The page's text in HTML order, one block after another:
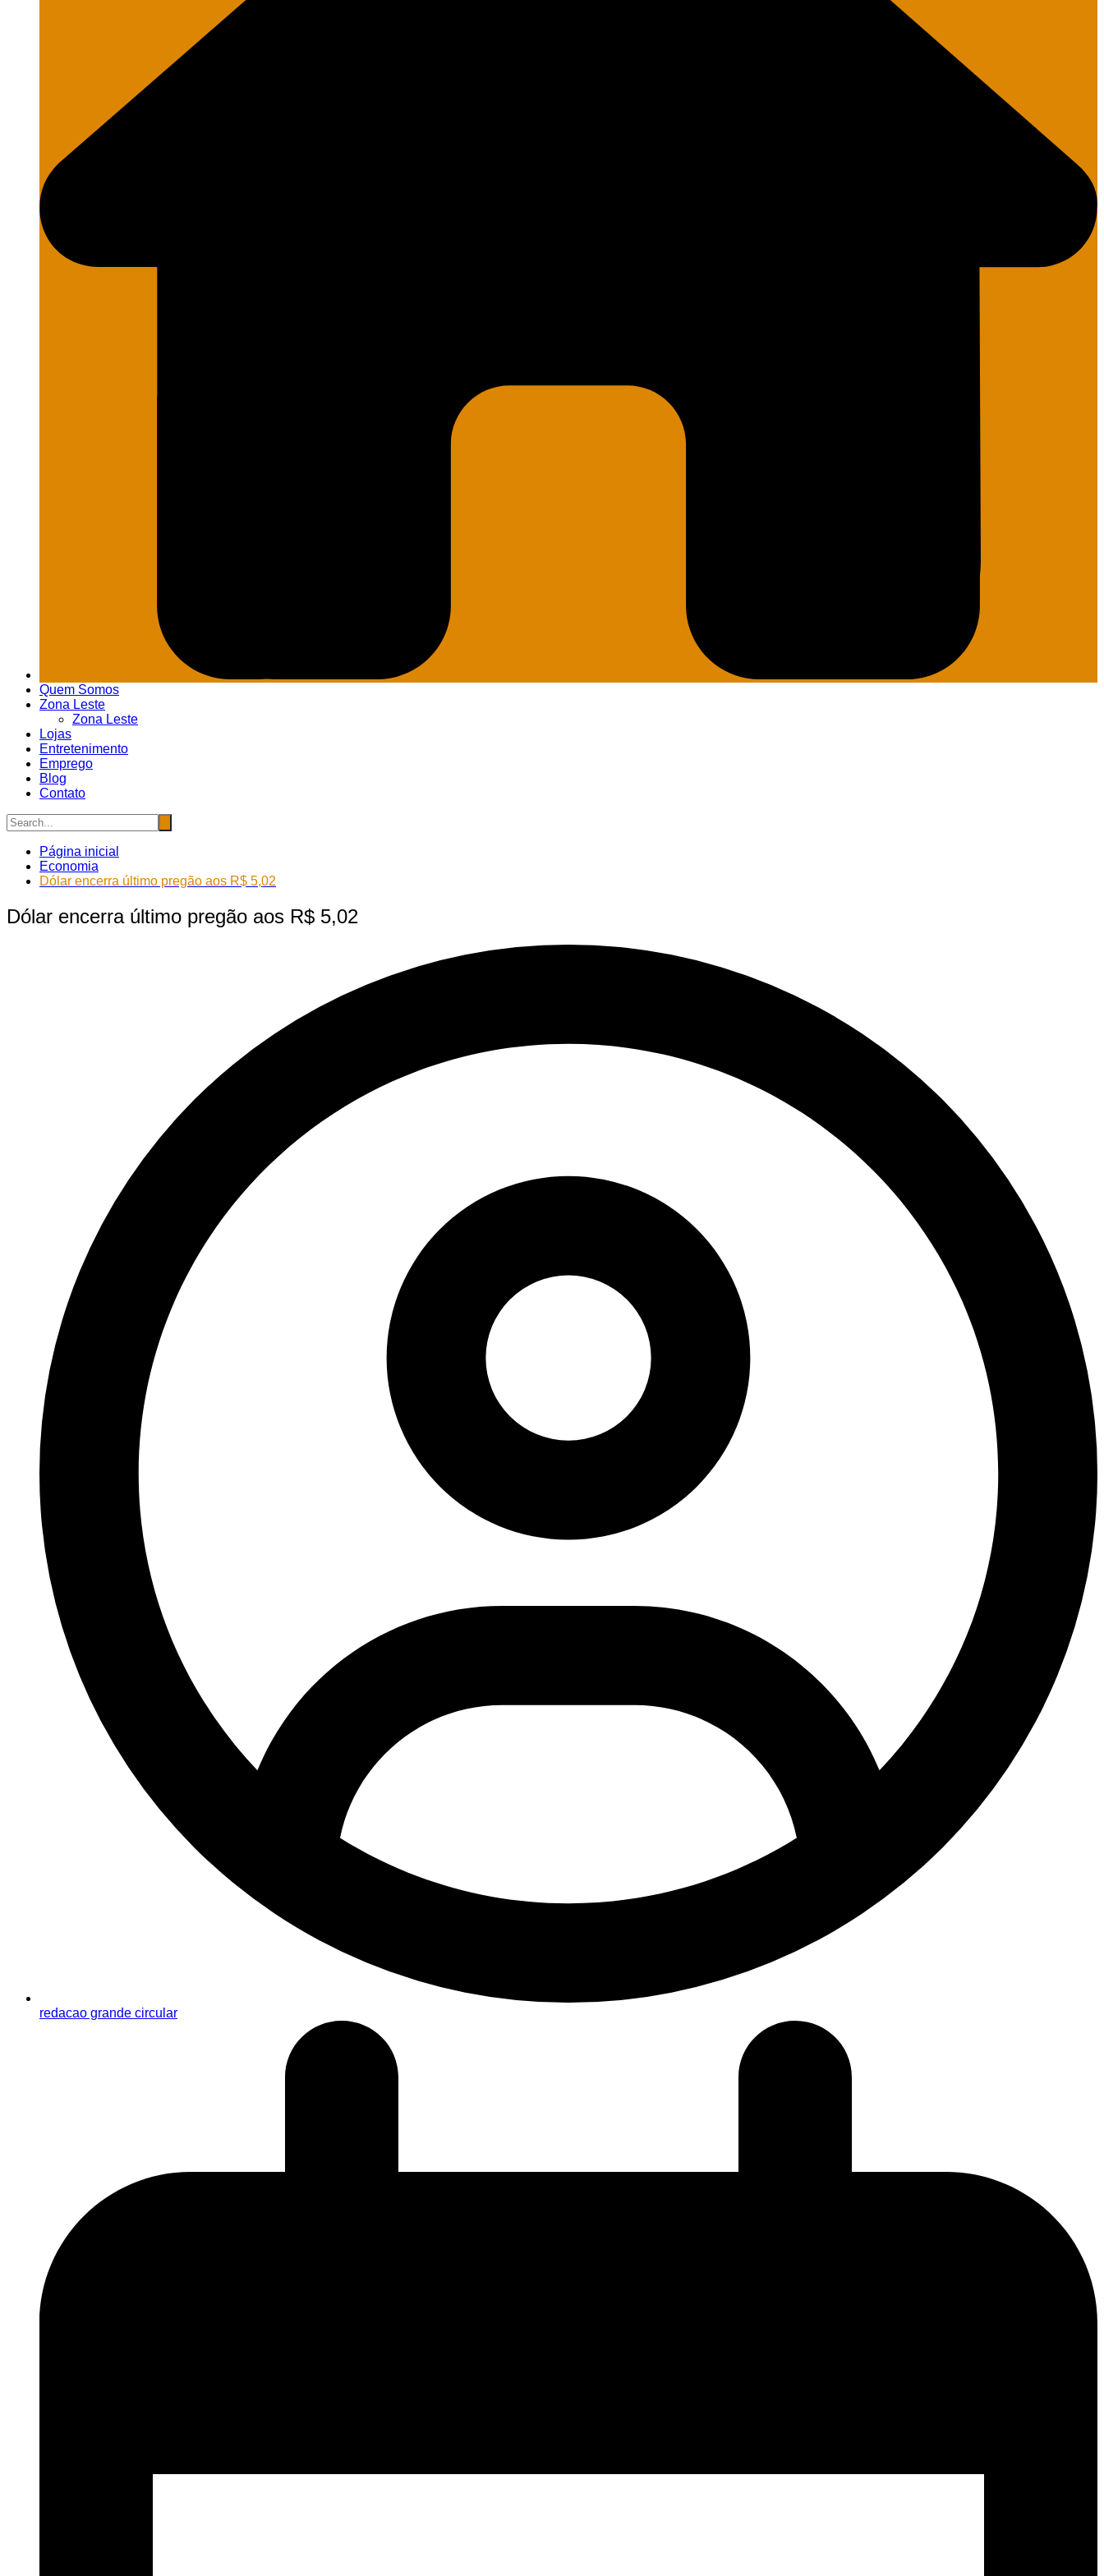
Quem Somos
Zona Leste
Zona Leste
Lojas
Entretenimento
Emprego
Blog
Contato
Página inicial
Economia
Dólar encerra último pregão aos R$ 5,02
Dólar encerra último pregão aos R$ 5,02
redacao grande circular